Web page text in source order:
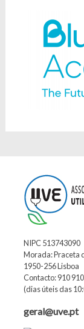
NIPC 513743090
Morada: Praceta
1950-256 Lisboa
Contacto: 910
(dias úteis das
geral@uve.pt